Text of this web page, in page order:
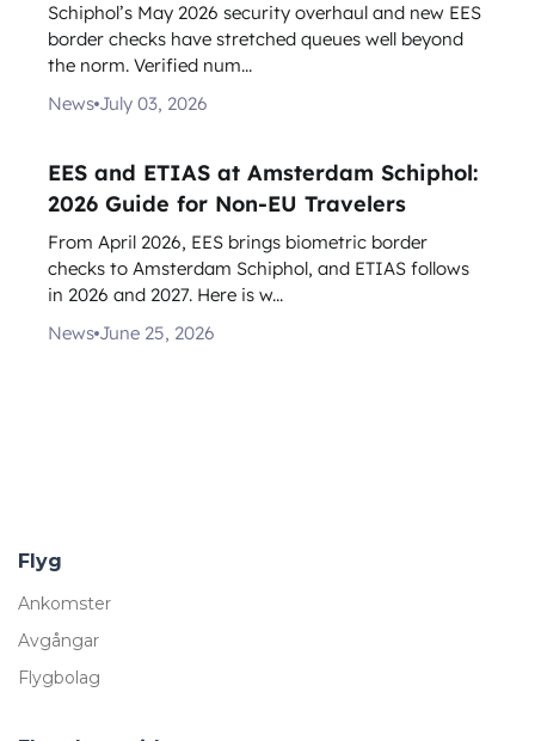
Schiphol’s May 2026 security overhaul and new EES
border checks have stretched queues well beyond
the norm. Verified num...
News July 03, 2026
EES and ETIAS at Amsterdam Schiphol:
2026 Guide for Non-EU Travelers
From April 2026, EES brings biometric border
checks to Amsterdam Schiphol, and ETIAS follows
in 2026 and 2027. Here is w...
News June 25, 2026
Flyg
Ankomster
Avgångar
Flygbolag